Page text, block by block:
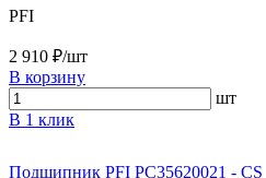
PFI
2 910 ₽/шт
В корзину
шт
В 1 клик
Подшипник PFI PC35620021 - CS